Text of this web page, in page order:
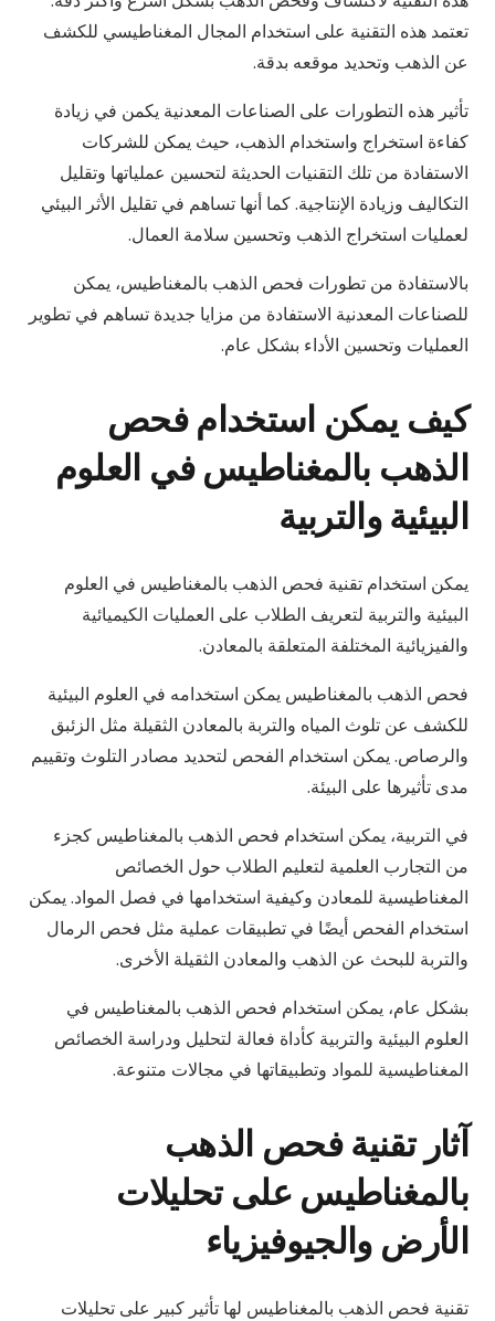
تعتمد هذه التقنية على استخدام المجال المغناطيسي للكشف
عن الذهب وتحديد موقعه بدقة.
تأثير هذه التطورات على الصناعات المعدنية يكمن في زيادة
كفاءة استخراج واستخدام الذهب، حيث يمكن للشركات
الاستفادة من تلك التقنيات الحديثة لتحسين عملياتها وتقليل
التكاليف وزيادة الإنتاجية. كما أنها تساهم في تقليل الأثر البيئي
لعمليات استخراج الذهب وتحسين سلامة العمال.
بالاستفادة من تطورات فحص الذهب بالمغناطيس، يمكن
للصناعات المعدنية الاستفادة من مزايا جديدة تساهم في تطوير
العمليات وتحسين الأداء بشكل عام.
كيف يمكن استخدام فحص
الذهب بالمغناطيس في العلوم
البيئية والتربية
يمكن استخدام تقنية فحص الذهب بالمغناطيس في العلوم
البيئية والتربية لتعريف الطلاب على العمليات الكيميائية
والفيزيائية المختلفة المتعلقة بالمعادن.
فحص الذهب بالمغناطيس يمكن استخدامه في العلوم البيئية
للكشف عن تلوث المياه والتربة بالمعادن الثقيلة مثل الزئبق
والرصاص. يمكن استخدام الفحص لتحديد مصادر التلوث وتقييم
مدى تأثيرها على البيئة.
في التربية، يمكن استخدام فحص الذهب بالمغناطيس كجزء
من التجارب العلمية لتعليم الطلاب حول الخصائص
المغناطيسية للمعادن وكيفية استخدامها في فصل المواد. يمكن
استخدام الفحص أيضًا في تطبيقات عملية مثل فحص الرمال
والتربة للبحث عن الذهب والمعادن الثقيلة الأخرى.
بشكل عام، يمكن استخدام فحص الذهب بالمغناطيس في
العلوم البيئية والتربية كأداة فعالة لتحليل ودراسة الخصائص
المغناطيسية للمواد وتطبيقاتها في مجالات متنوعة.
آثار تقنية فحص الذهب
بالمغناطيس على تحليلات
الأرض والجيوفيزياء
تقنية فحص الذهب بالمغناطيس لها تأثير كبير على تحليلات